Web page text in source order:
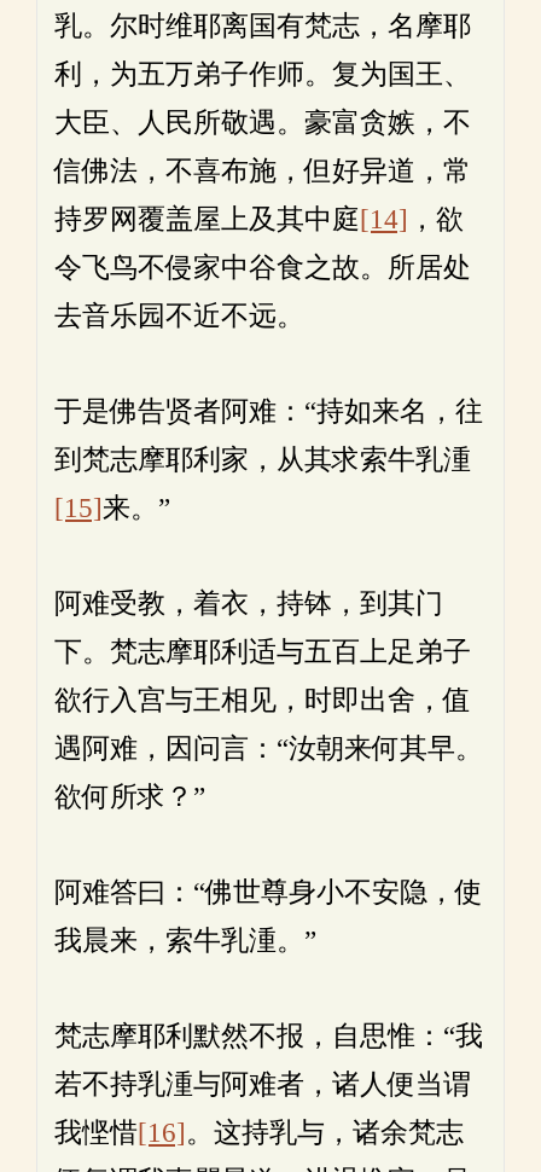
乳。尔时维耶离国有梵志，名摩耶
利，为五万弟子作师。复为国王、
大臣、人民所敬遇。豪富贪嫉，不
信佛法，不喜布施，但好异道，常
持罗网覆盖屋上及其中庭[14] ，欲
令飞鸟不侵家中谷食之故。所居处
去音乐园不近不远。
于是佛告贤者阿难：“持如来名，往
到梵志摩耶利家，从其求索牛乳湩
[15]来。”
阿难受教，着衣，持钵，到其门
下。梵志摩耶利适与五百上足弟子
欲行入宫与王相见，时即出舍，值
遇阿难，因问言：“汝朝来何其早。
欲何所求？”
阿难答曰：“佛世尊身小不安隐，使
我晨来，索牛乳湩。”
梵志摩耶利默然不报，自思惟：“我
若不持乳湩与阿难者，诸人便当谓
我悭惜[16]。这持乳与，诸余梵志